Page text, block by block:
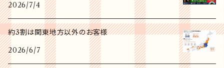
ベビーカー
海外ブランドベビーカー
二人乗りベビーカー
2026/7/4
約3割は関東地方以外のお客様
2026/6/7